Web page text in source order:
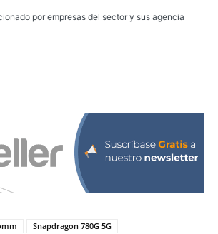
por empresas del sector y sus agencia
Snapdragon 780G 5G